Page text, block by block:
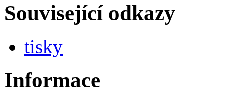
Související odkazy
tisky
Informace